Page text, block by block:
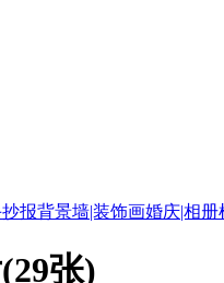
报背景墙|装饰画婚庆|相册
张)